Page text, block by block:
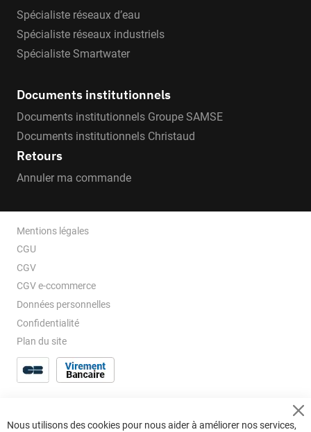
Spécialiste réseaux d’eau
Spécialiste réseaux industriels
Spécialiste Smartwater
Documents institutionnels
Documents institutionnels Groupe SAMSE
Documents institutionnels Christaud
Retours
Annuler ma commande
Mentions légales
CGU
CGV
CGV e-ccommerce
Données personnelles
Confidentialité
Plan du site
Nous utilisons des cookies pour nous aider à améliorer nos services,